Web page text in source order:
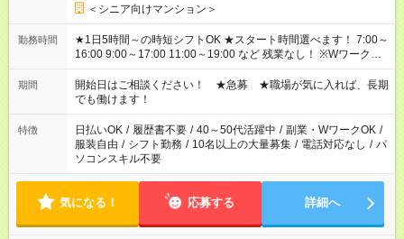
＜シニア向けマンション＞
勤務時間
★1日5時間～の時短シフトOK ★スタート時間選べます！ 7:00～
16:00 9:00～17:00 11:00～19:00 など 残業なし！ ※Wワークの
場合、他のお仕事と合わせ週40時間超の就業はご案内できませ
ん ※法令に基づき、週20時間以上勤務は社会保険への加入対象
となります ※労働者派遣法（日雇い派遣の原則禁止）により、
短時間・短期間の就業はご案内が難しい場合があります
期間
開始日はご相談ください！ ★急募 ★職場が気に入れば、長期
でも働けます！
特徴 日払いOK / 履歴書不要 / 40～50代活躍中 / 副業・WワークOK /
服装自由 / シフト勤務 / 10名以上の大量募集 / 電話対応なし / パ
ソコンスキル不要
気になる！ 応募する 詳細へ